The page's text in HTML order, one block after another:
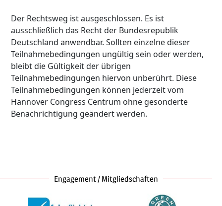
Der Rechtsweg ist ausgeschlossen. Es ist
ausschließlich das Recht der Bundesrepublik
Deutschland anwendbar. Sollten einzelne dieser
Teilnahmebedingungen ungültig sein oder werden,
bleibt die Gültigkeit der übrigen
Teilnahmebedingungen hiervon unberührt. Diese
Teilnahmebedingungen können jederzeit vom
Hannover Congress Centrum ohne gesonderte
Benachrichtigung geändert werden.
Engagement / Mitgliedschaften